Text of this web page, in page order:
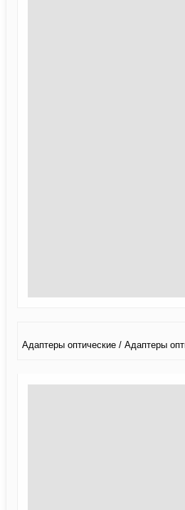
Адаптеры оптические / Адаптеры